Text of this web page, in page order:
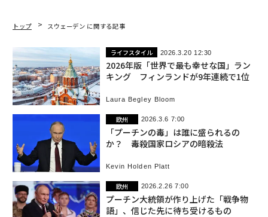
トップ スウェーデン に関する記事
ライフスタイル 2026.3.20 12:30
2026年版「世界で最も幸せな国」ラン
キング フィンランドが9年連続で1位
Laura Begley Bloom
欧州 2026.3.6 7:00
「プーチンの毒」は誰に盛られるの
か？ 毒殺国家ロシアの暗殺法
Kevin Holden Platt
欧州 2026.2.26 7:00
プーチン大統領が作り上げた「戦争物
語」、信じた先に待ち受けるもの